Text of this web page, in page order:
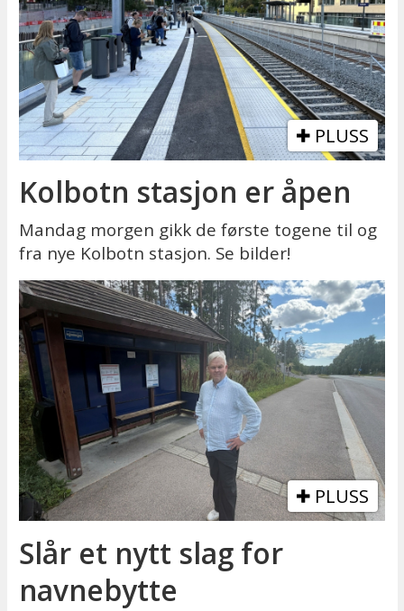
PLUSS
Kolbotn stasjon er åpen
Mandag morgen gikk de første togene til og
fra nye Kolbotn stasjon. Se bilder!
PLUSS
Slår et nytt slag for
navnebytte